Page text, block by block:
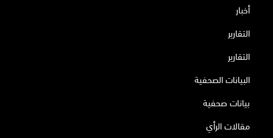
أخبار
التقارير
التقارير
البيانات الصحفية
بيانات صحفية
مقالات الرأي